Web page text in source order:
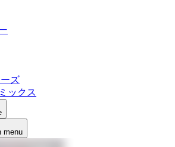
ズ
ックス
menu